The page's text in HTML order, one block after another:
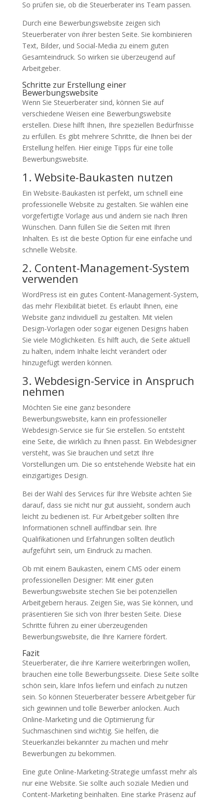
So prüfen sie, ob die Steuerberater ins Team passen.
Durch eine Bewerbungswebsite zeigen sich
Steuerberater von ihrer besten Seite. Sie kombinieren
Text, Bilder, und Social-Media zu einem guten
Gesamteindruck. So wirken sie überzeugend auf
Arbeitgeber.
Schritte zur Erstellung einer
Bewerbungswebsite
Wenn Sie Steuerberater sind, können Sie auf
verschiedene Weisen eine Bewerbungswebsite
erstellen. Diese hilft Ihnen, Ihre speziellen Bedürfnisse
zu erfüllen. Es gibt mehrere Schritte, die Ihnen bei der
Erstellung helfen. Hier einige Tipps für eine tolle
Bewerbungswebsite.
1. Website-Baukasten nutzen
Ein Website-Baukasten ist perfekt, um schnell eine
professionelle Website zu gestalten. Sie wählen eine
vorgefertigte Vorlage aus und ändern sie nach Ihren
Wünschen. Dann füllen Sie die Seiten mit Ihren
Inhalten. Es ist die beste Option für eine einfache und
schnelle Website.
2. Content-Management-System
verwenden
WordPress ist ein gutes Content-Management-System,
das mehr Flexibilität bietet. Es erlaubt Ihnen, eine
Website ganz individuell zu gestalten. Mit vielen
Design-Vorlagen oder sogar eigenen Designs haben
Sie viele Möglichkeiten. Es hilft auch, die Seite aktuell
zu halten, indem Inhalte leicht verändert oder
hinzugefügt werden können.
3. Webdesign-Service in Anspruch
nehmen
Möchten Sie eine ganz besondere
Bewerbungswebsite, kann ein professioneller
Webdesign-Service sie für Sie erstellen. So entsteht
eine Seite, die wirklich zu Ihnen passt. Ein Webdesigner
versteht, was Sie brauchen und setzt Ihre
Vorstellungen um. Die so entstehende Website hat ein
einzigartiges Design.
Bei der Wahl des Services für Ihre Website achten Sie
darauf, dass sie nicht nur gut aussieht, sondern auch
leicht zu bedienen ist. Für Arbeitgeber sollten Ihre
Informationen schnell auffindbar sein. Ihre
Qualifikationen und Erfahrungen sollten deutlich
aufgeführt sein, um Eindruck zu machen.
Ob mit einem Baukasten, einem CMS oder einem
professionellen Designer: Mit einer guten
Bewerbungswebsite stechen Sie bei potenziellen
Arbeitgebern heraus. Zeigen Sie, was Sie können, und
präsentieren Sie sich von Ihrer besten Seite. Diese
Schritte führen zu einer überzeugenden
Bewerbungswebsite, die Ihre Karriere fördert.
Fazit
Steuerberater, die ihre Karriere weiterbringen wollen,
brauchen eine tolle Bewerbungsseite. Diese Seite sollte
schön sein, klare Infos liefern und einfach zu nutzen
sein. So können Steuerberater bessere Arbeitgeber für
sich gewinnen und tolle Bewerber anlocken. Auch
Online-Marketing und die Optimierung für
Suchmaschinen sind wichtig. Sie helfen, die
Steuerkanzlei bekannter zu machen und mehr
Bewerbungen zu bekommen.
Eine gute Online-Marketing-Strategie umfasst mehr als
nur eine Website. Sie sollte auch soziale Medien und
Content-Marketing beinhalten. Eine starke Präsenz auf